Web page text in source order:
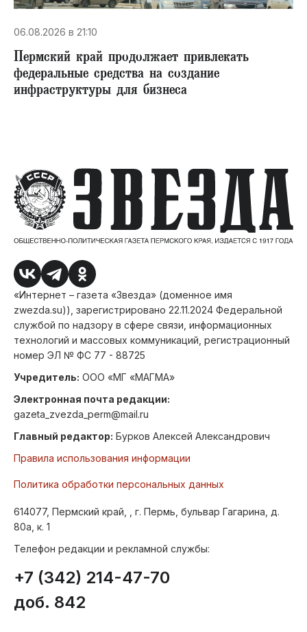
06.08.2026 в 21:10
Пермский край продолжает привлекать
федеральные средства на создание
инфраструктуры для бизнеса
«Интернет – газета «Звезда» (доменное имя
zwezda.su)), зарегистрировано 22.11.2024 Федеральной
службой по надзору в сфере связи, информационных
технологий и массовых коммуникаций, регистрационный
номер ЭЛ № ФС 77 - 88725
Учредитель: ООО «МГ «МАГМА»
Электронная почта редакции:
gazeta_zvezda_perm@mail.ru
Главный редактор: Бурков Алексей Александрович
Правила использования информации
Политика обработки персональных данных
614077, Пермский край, , г. Пермь, бульвар Гагарина, д.
80а, к. 1
Телефон редакции и рекламной службы:
+7 (342) 214-47-70
доб. 842